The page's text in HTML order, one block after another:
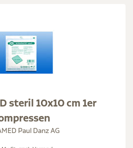
steril 10x10 cm 1er
Paul Danz AG